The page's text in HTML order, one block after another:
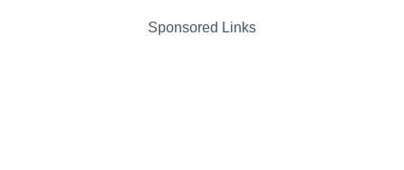
Sponsored Links